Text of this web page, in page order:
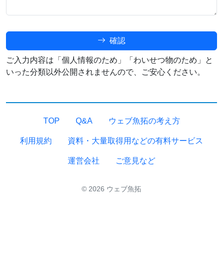
確認
ご入力内容は「個人情報のため」「わいせつ物のため」と
いった分類以外公開されませんので、ご安心ください。
TOP Q&A ウェブ魚拓の考え方
利用規約 資料・大量取得用などの有料サービス
運営会社 ご意見など
© 2026 ウェブ魚拓